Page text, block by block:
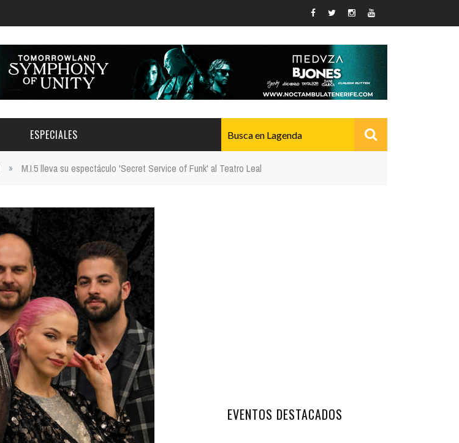
Cultura
Deporte y Naturaleza
Gastro
Infantil
Música
Escénicas
ESPECIALES
FESTIVAL TAGANANA 2026
TENERIFE PHE FESTIVAL 2026
XXVII VERANO DE CUENTO
» M.I.5 lleva su espectáculo 'Secret Service of Funk' al Teatro Leal
EVENTOS DESTACADOS